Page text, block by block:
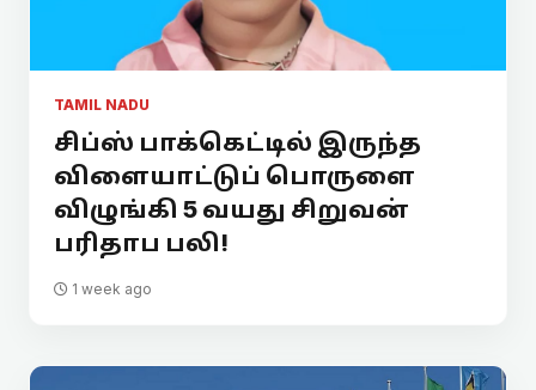
TAMIL NADU
சிப்ஸ் பாக்கெட்டில் இருந்த
விளையாட்டுப் பொருளை
விழுங்கி 5 வயது சிறுவன்
பரிதாப பலி!
1 week ago